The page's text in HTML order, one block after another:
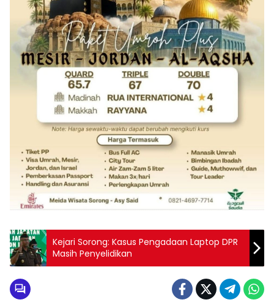
Kejari Sorong: Kasus Pengadaan Laptop DPR
Masih Penyelidikan